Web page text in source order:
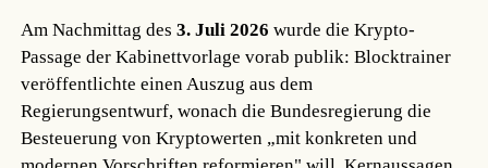
Am Nachmittag des3. Juli 2026 wurde die Krypto-
Passage der Kabinettvorlage vorab publik: Blocktrainer
veröffentlichte einen Auszug aus dem
Regierungsentwurf, wonach die Bundesregierung die
Besteuerung von Kryptowerten „mit konkreten und